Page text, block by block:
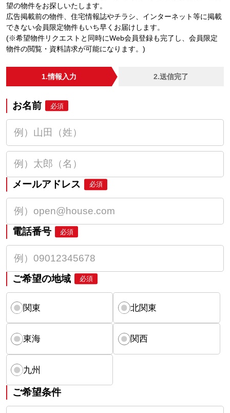
望の物件をお探しいたします。
広告掲載前の物件、住宅情報誌やチラシ、インターネット等に掲載
できない会員限定物件もいち早くお届けします。
(※希望物件リクエストと同時にWeb会員登録も完了し、会員限定
物件の閲覧・資料請求が可能になります。)
1.情報入力 2.送信完了
お名前 必須
メールアドレス 必須
電話番号 必須
ご希望の地域 必須
関東 北関東
東海 関西
九州
ご希望条件